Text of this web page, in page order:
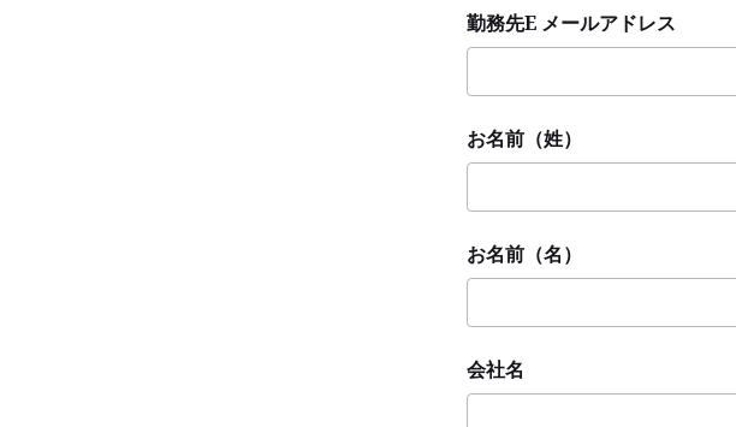
勤務先E メールアドレス
お名前（姓）
お名前（名）
会社名